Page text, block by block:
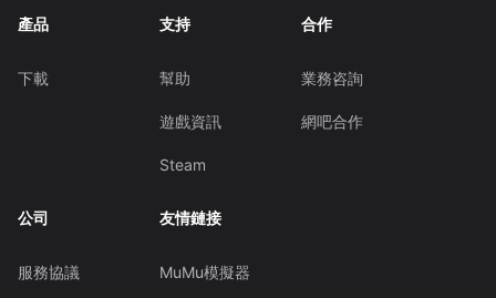
產品
下載
支持
幫助
遊戲資訊
Steam
合作
業務咨詢
網吧合作
公司
服務協議
友情鏈接
MuMu模擬器